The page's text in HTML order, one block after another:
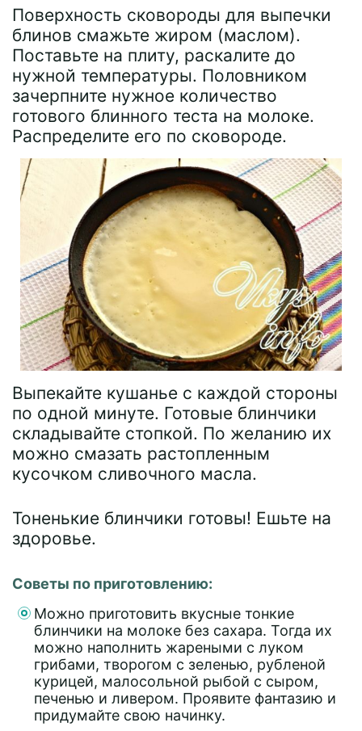
Поверхность сковороды для выпечки
блинов смажьте жиром (маслом).
Поставьте на плиту, раскалите до
нужной температуры. Половником
зачерпните нужное количество
готового блинного теста на молоке.
Распределите его по сковороде.
Выпекайте кушанье с каждой стороны
по одной минуте. Готовые блинчики
складывайте стопкой. По желанию их
можно смазать растопленным
кусочком сливочного масла.
Тоненькие блинчики готовы! Ешьте на
здоровье.
Советы по приготовлению:
Можно приготовить вкусные тонкие
блинчики на молоке без сахара. Тогда их
можно наполнить жареными с луком
грибами, творогом с зеленью, рубленой
курицей, малосольной рыбой с сыром,
печенью и ливером. Проявите фантазию и
придумайте свою начинку.